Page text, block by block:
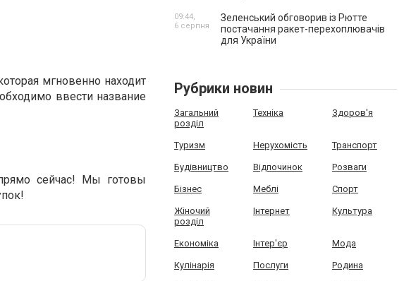
мгновенно находит
ввести название
сейчас! Мы готовы
Зеленський обговорив із Рютте
постачання ракет-перехоплювачів
для України
09:44,
6 серпня
Рубрики новин
Загальний
розділ
Техніка Здоров'я
Туризм Нерухомість Транспорт
Будівництво Відпочинок Розваги
Бізнес Меблі Спорт
Жіночий
розділ
Інтернет Культура
Економіка Інтер'єр Мода
Кулінарія Послуги Родина